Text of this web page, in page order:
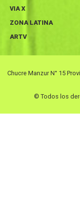
VIA X
ZONA LATINA
ARTV
Chucre Manzur N° 15
© Todos los